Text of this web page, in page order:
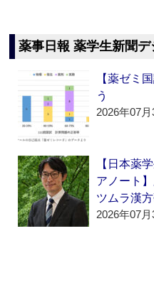
薬事日報 薬学生新聞デ
【薬ゼミ
う
2026年07
【日本薬
アノート
ツムラ漢
2026年07